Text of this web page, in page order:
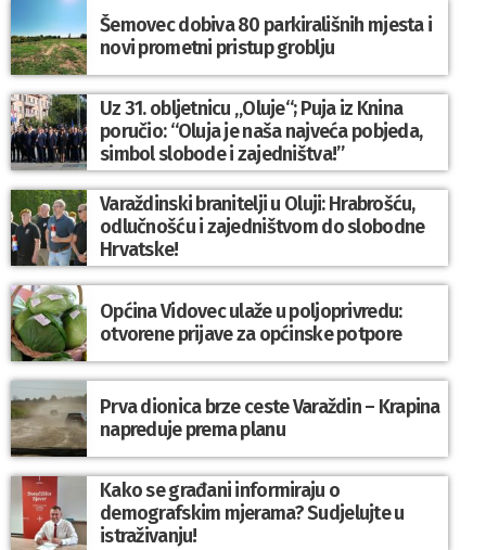
Šemovec dobiva 80 parkirališnih mjesta i
novi prometni pristup groblju
Uz 31. obljetnicu „Oluje“; Puja iz Knina
poručio: “Oluja je naša najveća pobjeda,
simbol slobode i zajedništva!”
Varaždinski branitelji u Oluji: Hrabrošću,
odlučnošću i zajedništvom do slobodne
Hrvatske!
Općina Vidovec ulaže u poljoprivredu:
otvorene prijave za općinske potpore
Prva dionica brze ceste Varaždin – Krapina
napreduje prema planu
Kako se građani informiraju o
demografskim mjerama? Sudjelujte u
istraživanju!